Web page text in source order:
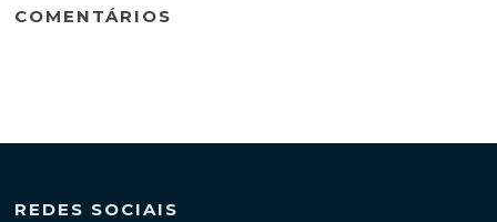
COMENTÁRIOS
REDES SOCIAIS